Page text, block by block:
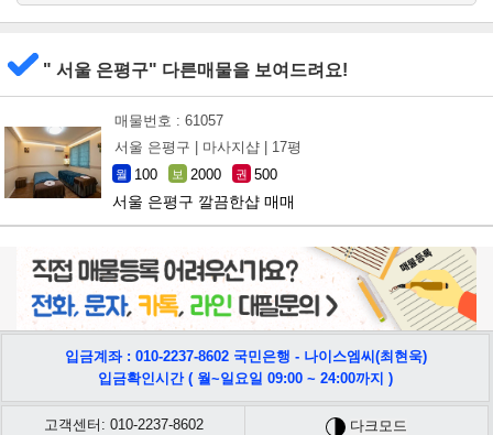
" 서울 은평구" 다른매물을 보여드려요!
매물번호 : 61057
서울 은평구 |
마사지샵 | 17평
월 100 보 2000 권 500
서울 은평구 깔끔한샵 매매
입금계좌 : 010-2237-8602 국민은행 - 나이스엠씨(최현욱)
입금확인시간 ( 월~일요일 09:00 ~ 24:00까지 )
고객센터: 010-2237-8602 다크모드